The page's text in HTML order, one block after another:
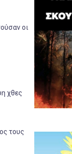
οι
χθες
τους